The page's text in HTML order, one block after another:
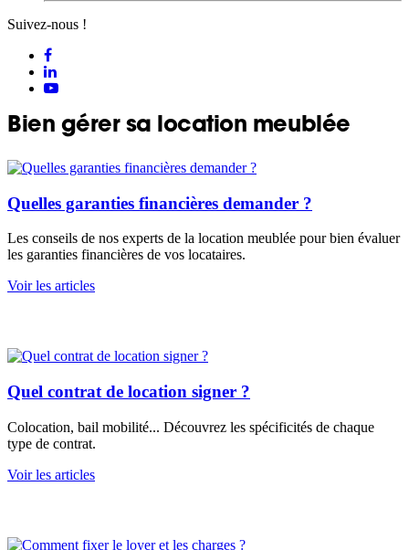
Suivez-nous !
Bien gérer sa location meublée
Quelles garanties financières demander ?
Les conseils de nos experts de la location meublée pour bien évaluer
les garanties financières de vos locataires.
Voir les articles
Quel contrat de location signer ?
Colocation, bail mobilité... Découvrez les spécificités de chaque
type de contrat.
Voir les articles